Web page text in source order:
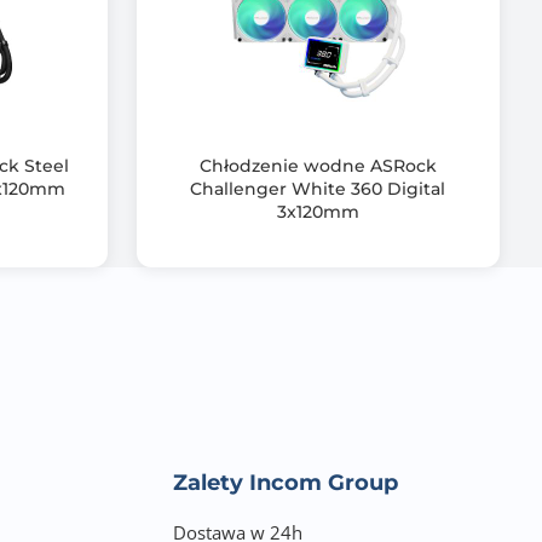
Steel
Chłodzenie wodne ASRock
Challenger White 360 Digital
3x120mm
Zalety Incom Group
Dostawa w 24h